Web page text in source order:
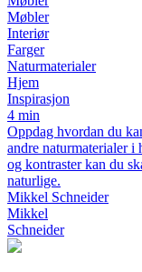
Møbler
Interiør
Farger
Naturmaterialer
Hjem
Inspirasjon
4 min
Oppdag hvordan du
andre naturmaterialer i
og kontraster kan du
naturlige.
Mikkel Schneider
Mikkel
Schneider